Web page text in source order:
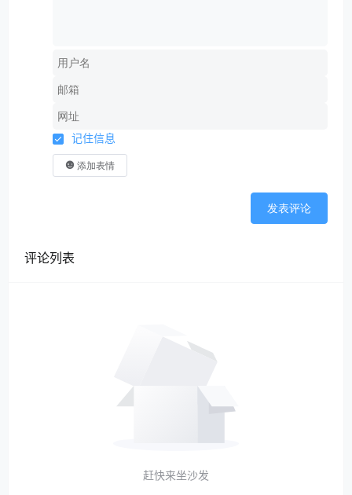
记住信息
添加表情
发表评论
评论列表
赶快来坐沙发